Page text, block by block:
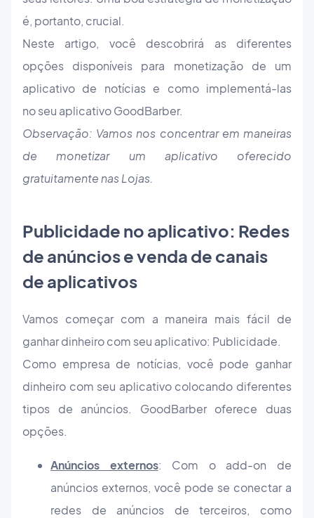
é, portanto, crucial.
Neste artigo, você descobrirá as diferentes
opções disponíveis para monetização de um
aplicativo de notícias e como implementá-las
no seu aplicativo GoodBarber.
Observação: Vamos nos concentrar em maneiras
de monetizar um aplicativo oferecido
gratuitamente nas Lojas.
Publicidade no aplicativo: Redes
de anúncios e venda de canais
de aplicativos
Vamos começar com a maneira mais fácil de
ganhar dinheiro com seu aplicativo: Publicidade.
Como empresa de notícias, você pode ganhar
dinheiro com seu aplicativo colocando diferentes
tipos de anúncios. GoodBarber oferece duas
opções.
Anúncios externos: Com o add-on de
anúncios externos, você pode se conectar a
redes de anúncios de terceiros, como